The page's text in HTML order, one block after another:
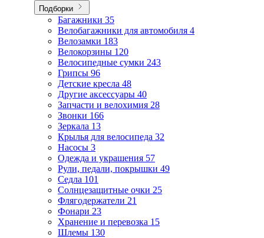
Подборки
Багажники 35
Велобагажники для автомобиля 4
Велозамки 183
Велокорзины 120
Велосипедные сумки 243
Грипсы 96
Детские кресла 48
Другие аксессуары 40
Запчасти и велохимия 28
Звонки 166
Зеркала 13
Крылья для велосипеда 32
Насосы 3
Одежда и украшения 57
Рули, педали, покрышки 49
Седла 101
Солнцезащитные очки 25
Флягодержатели 21
Фонари 23
Хранение и перевозка 15
Шлемы 130